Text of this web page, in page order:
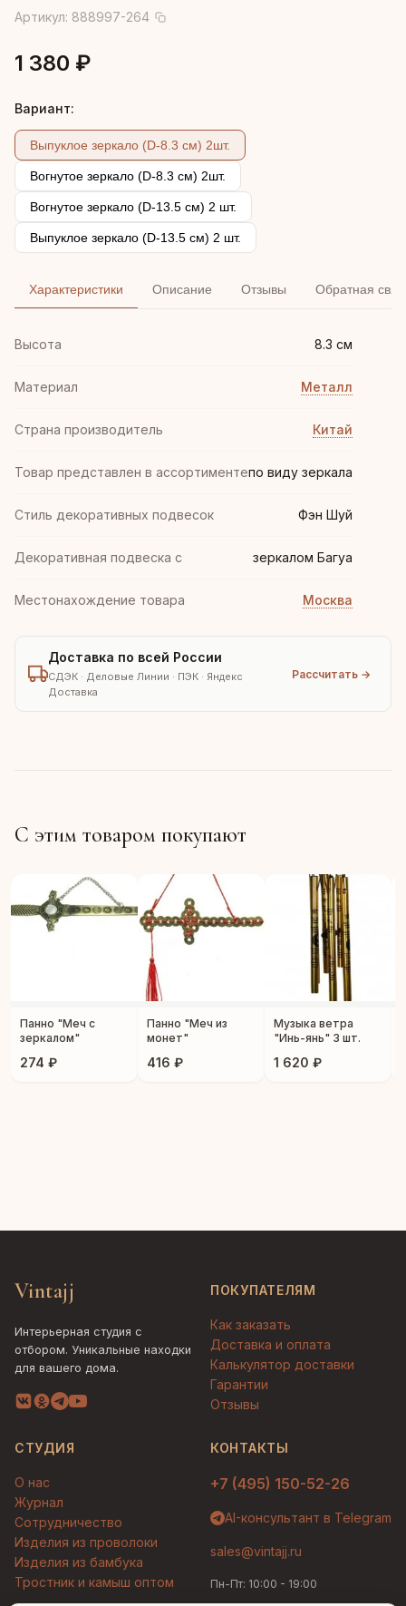
Артикул: 888997-264
1 380 ₽
Вариант:
Выпуклое зеркало (D-8.3 см) 2шт.
Вогнутое зеркало (D-8.3 см) 2шт.
Вогнутое зеркало (D-13.5 см) 2 шт.
Выпуклое зеркало (D-13.5 см) 2 шт.
Характеристики Описание Отзывы Обратная
Высота 8.3 см
Материал Металл
Страна производитель Китай
Товар представлен в ассортиментепо виду зеркала
Стиль декоративных подвесок Фэн Шуй
Декоративная подвеска с зеркалом Багуа
Местонахождение товара Москва
Доставка по всей России
СДЭК · Деловые Линии · ПЭК · Яндекс
Доставка
Рассчитать →
С этим товаром покупают
Панно "Меч с
зеркалом"
274 ₽
Панно "Меч из
монет"
416 ₽
Музыка ветра
"Инь-янь" 3 шт.
1 620 ₽
Vintajj
Интерьерная студия с
отбором. Уникальные находки
для вашего дома.
ПОКУПАТЕЛЯМ
Как заказать
Доставка и оплата
Калькулятор доставки
Гарантии
Отзывы
СТУДИЯ
О нас
Журнал
Сотрудничество
Изделия из проволоки
Изделия из бамбука
Тростник и камыш оптом
КОНТАКТЫ
+7 (495) 150-52-26
AI-консультант в Telegram
sales@vintajj.ru
Пн-Пт: 10:00 - 19:00
Людмила